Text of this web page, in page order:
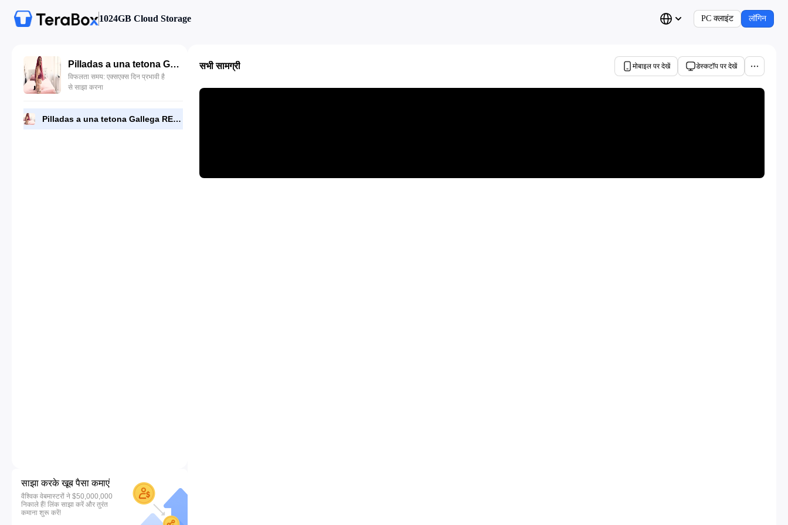
1024GB Cloud Storage PC क्लाइंट लॉगिन
Pilladas a una tetona Gallega REBECA ADDAMS.mp4
विफलता समय: एक्सएक्स दिन प्रभावी है
से साझा करना
Pilladas a una tetona Gallega REBECA ADDAMS.mp4
साझा करके खूब पैसा कमाएं
वैश्विक वेबमास्टरों ने $50,000,000
निकाले हैं! लिंक साझा करें और तुरंत
कमाना शुरू करें!
सभी सामग्री मोबाइल पर देखें डेस्कटॉप पर देखें